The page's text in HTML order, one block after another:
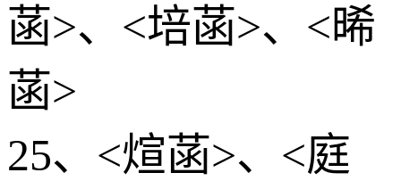
菡>、<培菡>、<晞
菡>
25、<煊菡>、<庭